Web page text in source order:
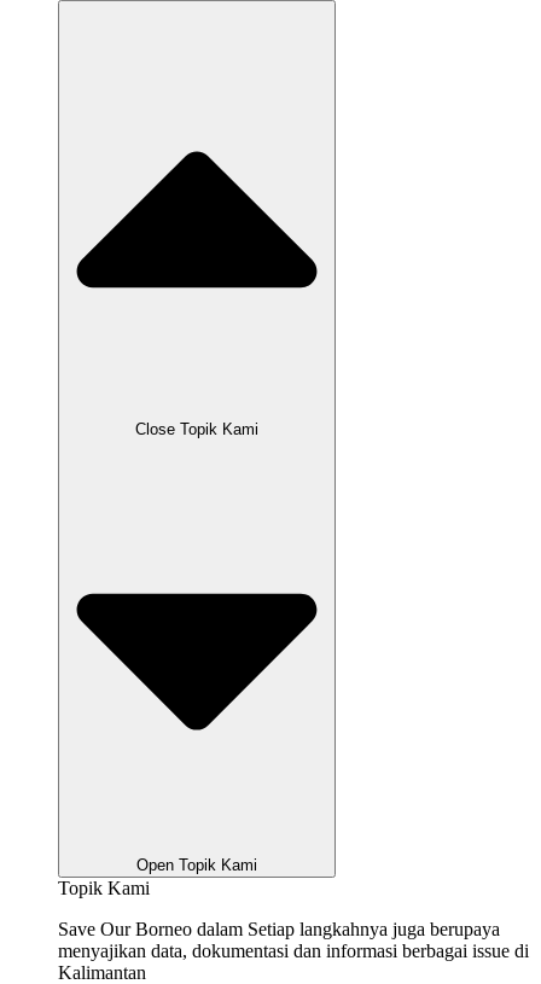
Close Topik Kami
Open Topik Kami
Topik Kami
Save Our Borneo dalam Setiap langkahnya juga berupaya
menyajikan data, dokumentasi dan informasi berbagai issue di
Kalimantan